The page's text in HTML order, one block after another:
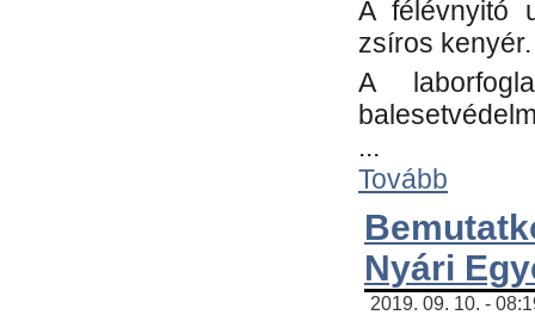
A félévnyitó
zsíros kenyér.
A
...
Tovább
Nyári
2019. 09. 10. -